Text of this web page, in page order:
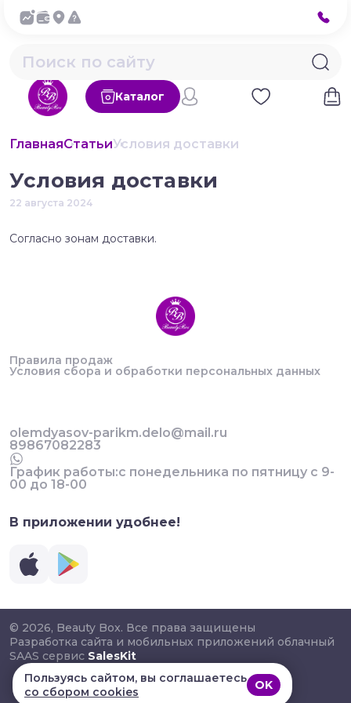
Каталог
ГлавнаяСтатьиУсловия доставки
Условия доставки
22 августа 2024
Согласно зонам доставки.
Правила продаж
Условия сбора и обработки персональных данных
olemdyasov-parikm.delo@mail.ru
89867082283
График работы:с понедельника по пятницу с 9-
00 до 18-00
В приложении удобнее!
© 2026, Beauty Box. Все права защищены
Разработка сайта и мобильных приложений облачный
SAAS сервис SalesKit
Пользуясь сайтом, вы соглашаетесь
со сбором cookies
OK